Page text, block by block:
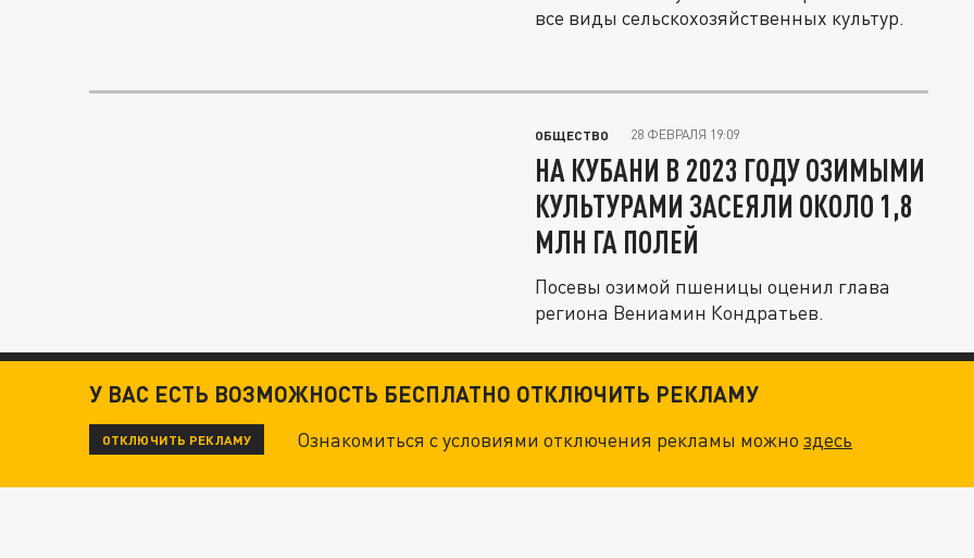
все виды сельскохозяйственных культур.
ОБЩЕСТВО 28 ФЕВРАЛЯ 19:09
НА КУБАНИ В 2023 ГОДУ ОЗИМЫМИ
КУЛЬТУРАМИ ЗАСЕЯЛИ ОКОЛО 1,8
МЛН ГА ПОЛЕЙ
Посевы озимой пшеницы оценил глава
региона Вениамин Кондратьев.
У ВАС ЕСТЬ ВОЗМОЖНОСТЬ БЕСПЛАТНО ОТКЛЮЧИТЬ РЕКЛАМУ
ОТКЛЮЧИТЬ РЕКЛАМУ Ознакомиться с условиями отключения рекламы можноздесь